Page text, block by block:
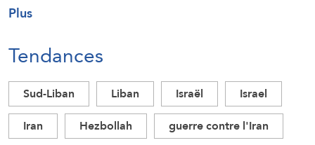
Plus
Tendances
Sud-Liban Liban Israël
Israel
Iran
Hezbollah
guerre contre l'Iran